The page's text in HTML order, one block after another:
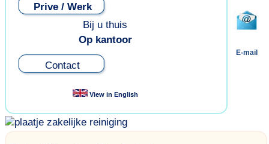
Prive / Werk
Bij u thuis
Op kantoor
Contact
View in English
E-mail